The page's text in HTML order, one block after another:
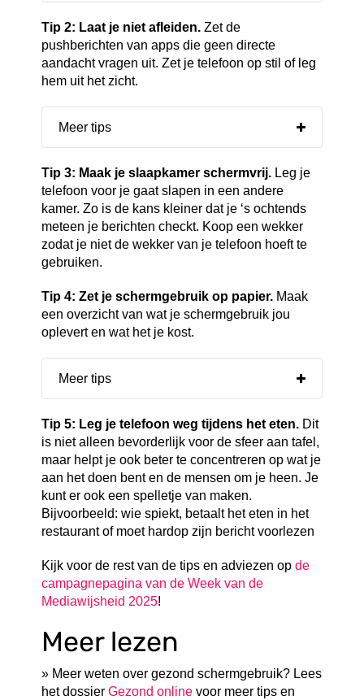
Tip 2: Laat je niet afleiden.Zet de
pushberichten van apps die geen directe
aandacht vragen uit. Zet je telefoon op stil of leg
hem uit het zicht.
Meer tips
Tip 3: Maak je slaapkamer schermvrij. Leg je
telefoon voor je gaat slapen in een andere
kamer. Zo is de kans kleiner dat je ‘s ochtends
meteen je berichten checkt. Koop een wekker
zodat je niet de wekker van je telefoon hoeft te
gebruiken.
Tip 4: Zet je schermgebruik op papier. Maak
een overzicht van wat je schermgebruik jou
oplevert en wat het je kost.
Meer tips
Tip 5: Leg je telefoon weg tijdens het eten. Dit
is niet alleen bevorderlijk voor de sfeer aan tafel,
maar helpt je ook beter te concentreren op wat je
aan het doen bent en de mensen om je heen. Je
kunt er ook een spelletje van maken.
Bijvoorbeeld: wie spiekt, betaalt het eten in het
restaurant of moet hardop zijn bericht voorlezen
Kijk voor de rest van de tips en adviezen opde
campagnepagina van de Week van de
Mediawijsheid 2025!
Meer lezen
» Meer weten over gezond schermgebruik? Lees
het dossierGezond online voor meer tips en